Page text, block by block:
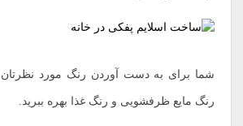
شما برای به دست آوردن رنگ مورد نظرتان
رنگ مایع ظرفشویی و رنگ غذا بهره ببرید.